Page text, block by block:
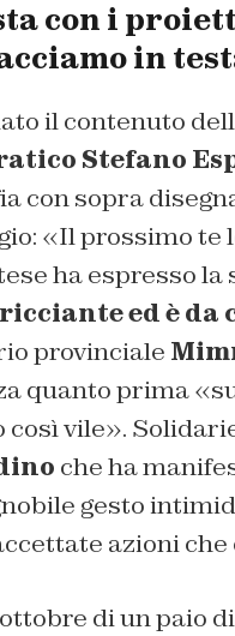
con i
in
il contenuto
Stefano
con sopra
«Il prossimo te
ha espresso
ed è da
provinciale
quanto prima
così vile».
che ha
gesto
azioni
di un paio